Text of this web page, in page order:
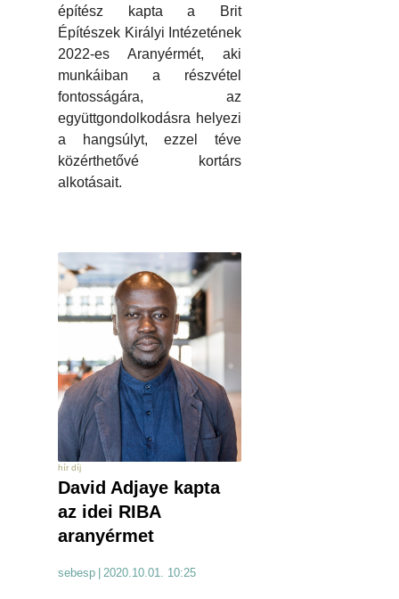
építész kapta a Brit
Építészek Királyi Intézetének
2022-es Aranyérmét, aki
munkáiban a részvétel
fontosságára, az
együttgondolkodásra helyezi
a hangsúlyt, ezzel téve
közérthetővé kortárs
alkotásait.
hír díj
David Adjaye kapta
az idei RIBA
aranyérmet
sebesp 2020.10.01. 10:25